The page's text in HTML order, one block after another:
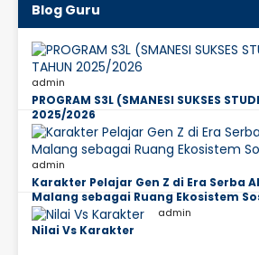
Blog Guru
admin
PROGRAM S3L (SMANESI SUKSES
2025/2026
admin
Karakter Pelajar Gen Z di Era Serba
Malang sebagai Ruang Ekosistem
admin
Nilai Vs Karakter